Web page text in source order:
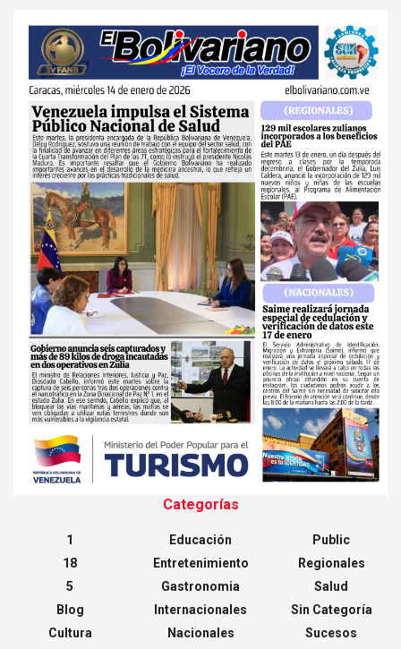
Categorías
1
18
5
Blog
Cultura
Educación
Entretenimiento
Gastronomia
Internacionales
Nacionales
Public
Regionales
Salud
Sin Categoría
Sucesos